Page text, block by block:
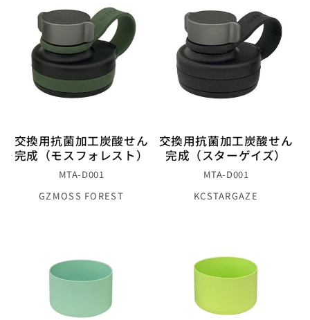
交換用抗菌加工炭酸せん
完成（モスフォレスト）
MTA-D001
GZMOSS FOREST
交換用抗菌加工炭酸せん
完成（スターゲイズ）
MTA-D001
KCSTARGAZE